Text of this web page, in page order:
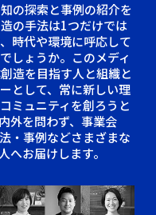
の探索と事例の紹介を
の手法は1つだけでは
時代や環境に呼応して
しょうか。このメディ
造を目指す人と組織と
として、常に新しい理
ミュニティを創ろうと
外を問わず、事業会
・事例などさまざまな
へお届けします。